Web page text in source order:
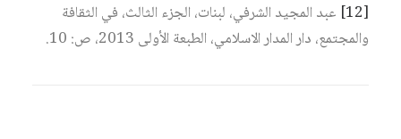
[12]
عبد المجيد الشرفي، لبنات، الجزء الثالث، في الثقافة
والمجتمع، دار المدار الاسلامي، الطبعة الأولى 2013، ص: 10.